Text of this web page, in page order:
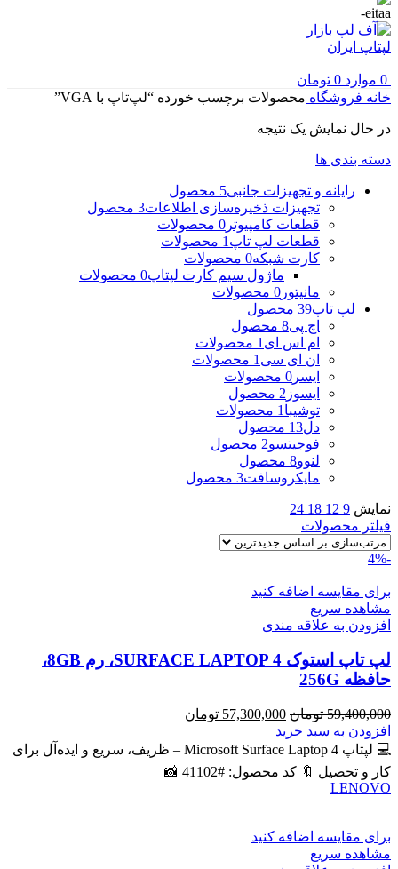
0 موارد 0 تومان
خانه فروشگاه محصولات برچسب خورده “لپ‌تاپ با VGA”
در حال نمایش یک نتیجه
دسته بندی ها
رایانه و تجهیزات جانبی5 محصول
تجهیزات ذخیره‌سازی اطلاعات3 محصول
قطعات کامپیوتر 0 محصولات
قطعات لپ تاپ 1 محصولات
کارت شبکه0 محصولات
ماژول سیم کارت لپتاپ0 محصولات
مانیتور 0 محصولات
لپ تاپ39 محصول
اچ پی8 محصول
ام اس ای 1 محصولات
ان ای سی 1 محصولات
ایسر 0 محصولات
ایسوز 2 محصول
توشیبا 1 محصولات
دل13 محصول
فوجیتسو2 محصول
لنوو8 محصول
مایکروسافت3 محصول
نمایش 9
12
18
24
فیلتر محصولات
-4%
برای مقایسه اضافه کنید
مشاهده سریع
افزودن به علاقه مندی
لپ تاپ استوک SURFACE LAPTOP 4، رم 8GB،
حافظه 256G
59,400,000 تومان قیمت
اصلی
59,400,000 تومان
57,300,000 تومان
57,300,000 تومان
است.
افزودن به سبد خرید
💻 لپتاپ Microsoft Surface Laptop 4 – ظریف، سریع و ایده‌آل برای
کار و تحصیل 🔖 کد محصول: #41102 📸
LENOVO
برای مقایسه اضافه کنید
مشاهده سریع